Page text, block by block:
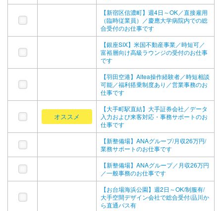
【新宿区信濃町】週4日～OK／直接雇用
（臨時従業員）／慶應大学病院内での総
合受付のお仕事です
【銀座SIX】米国不動産事業／時短可／
富裕層向け高級ラウンジの受付のお仕事
です
【羽田空港】Altea操作経験者／時短相談
可能／福利搭乗制度あり／営業事務のお
仕事です
オススメ
【大手町駅直結】大手証券会社／データ
入力および来客対応・事務サポートのお
仕事です
【新整備場】ANAグループ/月収26万円/
業務サポートのお仕事です
【新整備場】ANAグループ／月収26万円
／一般事務のお仕事です
【お台場海浜公園】週2日～OK/制服有/
大手空間デザイン会社で総合受付/品川か
ら直通バス有